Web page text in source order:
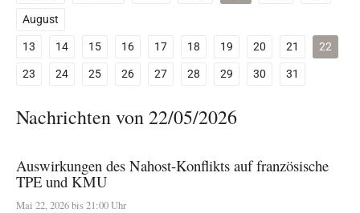
August
13
14 15 16 17 18 19 20 21
22
23
24 25 26 27 28 29 30 31
Nachrichten von 22/05/2026
Auswirkungen des Nahost-Konflikts auf französische
TPE und KMU
Mai 22, 2026 bis 21:00 Uhr